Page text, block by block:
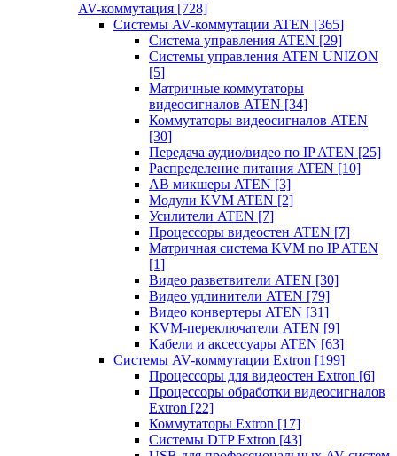
AV-коммутация [728]
Системы AV-коммутации ATEN [365]
Система управления ATEN [29]
Системы управления ATEN UNIZON
[5]
Матричные коммутаторы
видеосигналов ATEN [34]
Коммутаторы видеосигналов ATEN
[30]
Передача аудио/видео по IP ATEN [25]
Распределение питания ATEN [10]
АВ микшеры ATEN [3]
Модули KVM ATEN [2]
Усилители ATEN [7]
Процессоры видеостен ATEN [7]
Матричная система KVM по IP ATEN
[1]
Видео разветвители ATEN [30]
Видео удлинители ATEN [79]
Видео конвертеры ATEN [31]
KVM-переключатели ATEN [9]
Кабели и аксессуары ATEN [63]
Системы AV-коммутации Extron [199]
Процессоры для видеостен Extron [6]
Процессоры обработки видеосигналов
Extron [22]
Коммутаторы Extron [17]
Системы DTP Extron [43]